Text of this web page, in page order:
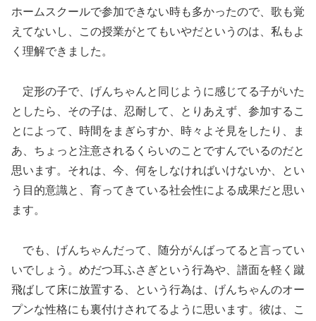
ホームスクールで参加できない時も多かったので、歌も覚
えてないし、この授業がとてもいやだというのは、私もよ
く理解できました。
定形の子で、げんちゃんと同じように感じてる子がいた
としたら、その子は、忍耐して、とりあえず、参加するこ
とによって、時間をまぎらすか、時々よそ見をしたり、ま
あ、ちょっと注意されるくらいのことですんでいるのだと
思います。それは、今、何をしなければいけないか、とい
う目的意識と、育ってきている社会性による成果だと思い
ます。
でも、げんちゃんだって、随分がんばってると言ってい
いでしょう。めだつ耳ふさぎという行為や、譜面を軽く蹴
飛ばして床に放置する、という行為は、げんちゃんのオー
プンな性格にも裏付けされてるように思います。彼は、こ